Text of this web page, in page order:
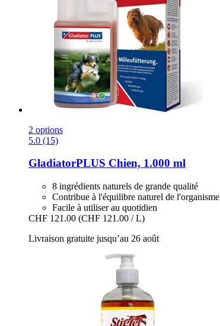
2 options
5.0 (15)
GladiatorPLUS Chien, 1.000 ml
8 ingrédients naturels de grande qualité
Contribue à l'équilibre naturel de l'organisme
Facile à utiliser au quotidien
CHF 121.00 (CHF 121.00 / L)
Livraison gratuite jusqu’au 26 août